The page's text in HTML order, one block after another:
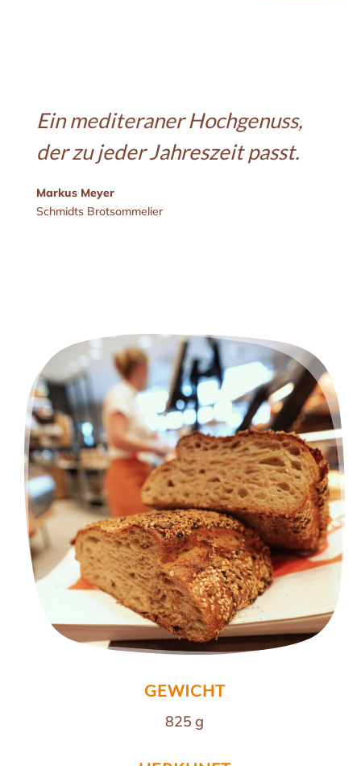
Ein mediteraner Hochgenuss,
der zu jeder Jahreszeit passt.
Markus Meyer
Schmidts Brotsommelier
GEWICHT
825 g